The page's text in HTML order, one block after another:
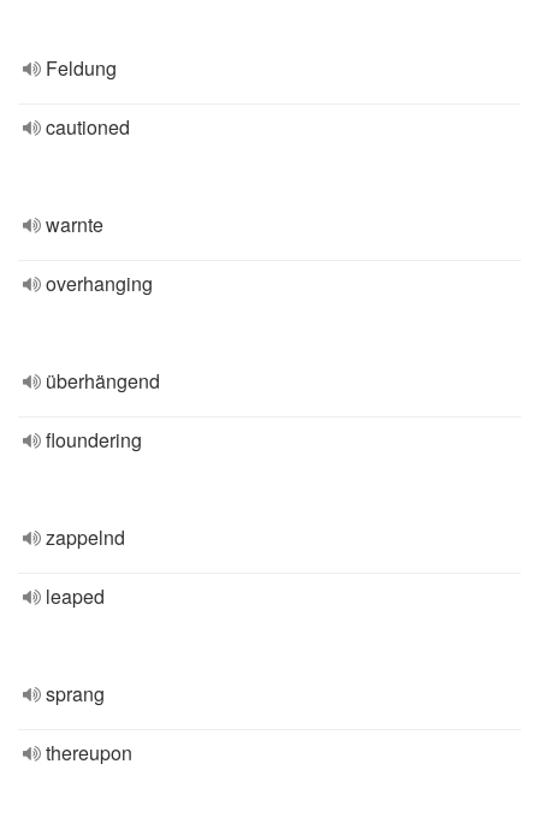
Feldung
cautioned
warnte
overhanging
überhängend
floundering
zappelnd
leaped
sprang
thereupon